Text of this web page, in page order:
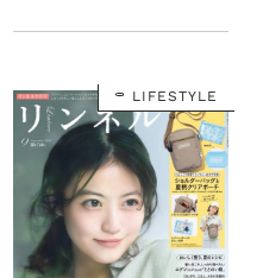
年10月号
LIFESTYLE